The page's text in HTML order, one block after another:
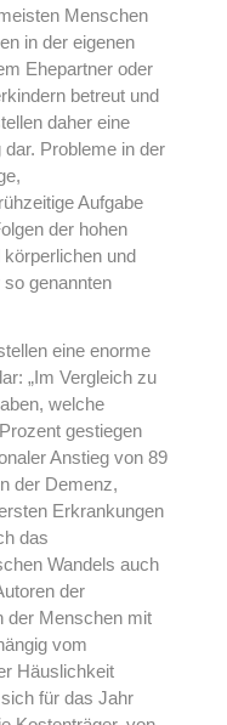
Menschen
in der eigenen
Ehepartner oder
betreut und
daher eine
Probleme in der
Aufgabe
der hohen
und
genannten
eine enorme
„Im Vergleich zu
welche
gestiegen
Anstieg von 89
der Demenz,
Erkrankungen
das
Wandels auch
der
der Menschen mit
vom
Häuslichkeit
für das Jahr